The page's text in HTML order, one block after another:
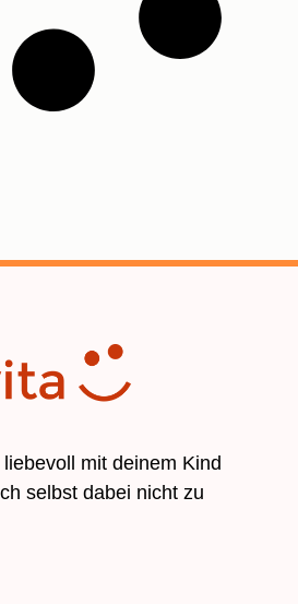
mit deinem Kind
selbst dabei nicht zu